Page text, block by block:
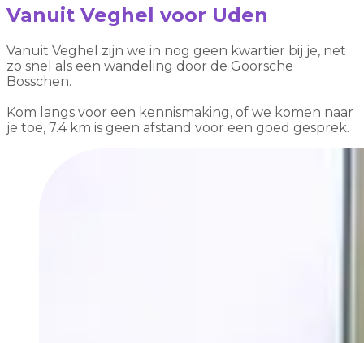
Vanuit Veghel voor Uden
Vanuit Veghel zijn we in nog geen kwartier bij je, net
zo snel als een wandeling door de Goorsche
Bosschen.
Kom langs voor een kennismaking, of we komen naar
je toe, 7.4 km is geen afstand voor een goed gesprek.